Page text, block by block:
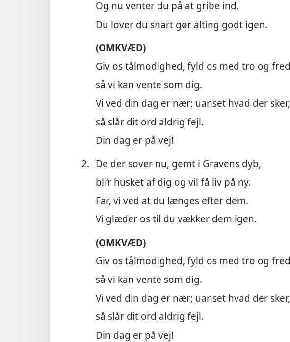
Og nu venter du på at gribe ind.
Du lover du snart gør alting godt igen.
(OMKVÆD)
Giv os tålmodighed, fyld os med tro og fred
så vi kan vente som dig.
Vi ved din dag er nær; uanset hvad der sker,
så slår dit ord aldrig fejl.
Din dag er på vej!
2. De der sover nu, gemt i Gravens dyb,
bli’r husket af dig og vil få liv på ny.
Far, vi ved at du længes efter dem.
Vi glæder os til du vækker dem igen.
(OMKVÆD)
Giv os tålmodighed, fyld os med tro og fred
så vi kan vente som dig.
Vi ved din dag er nær; uanset hvad der sker,
så slår dit ord aldrig fejl.
Din dag er på vej!